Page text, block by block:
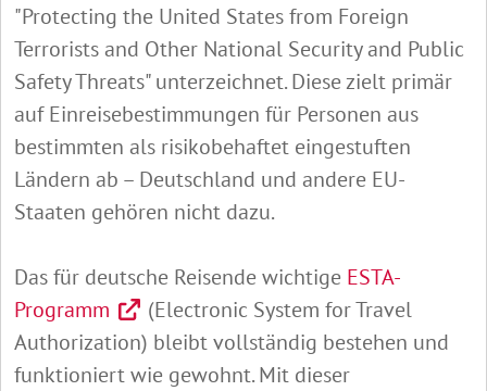
"Protecting the United States from Foreign
Terrorists and Other National Security and Public
Safety Threats" unterzeichnet. Diese zielt primär
auf Einreisebestimmungen für Personen aus
bestimmten als risikobehaftet eingestuften
Ländern ab – Deutschland und andere EU-
Staaten gehören nicht dazu.
Das für deutsche Reisende wichtige ESTA-
Programm
(Electronic System for Travel
Authorization) bleibt vollständig bestehen und
funktioniert wie gewohnt. Mit dieser